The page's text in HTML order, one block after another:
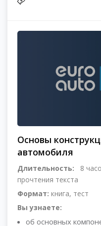
Основы
автомобиля
Длительность: 8
прочтения текста
Формат: книга, тест
Вы узнаете:
об основных